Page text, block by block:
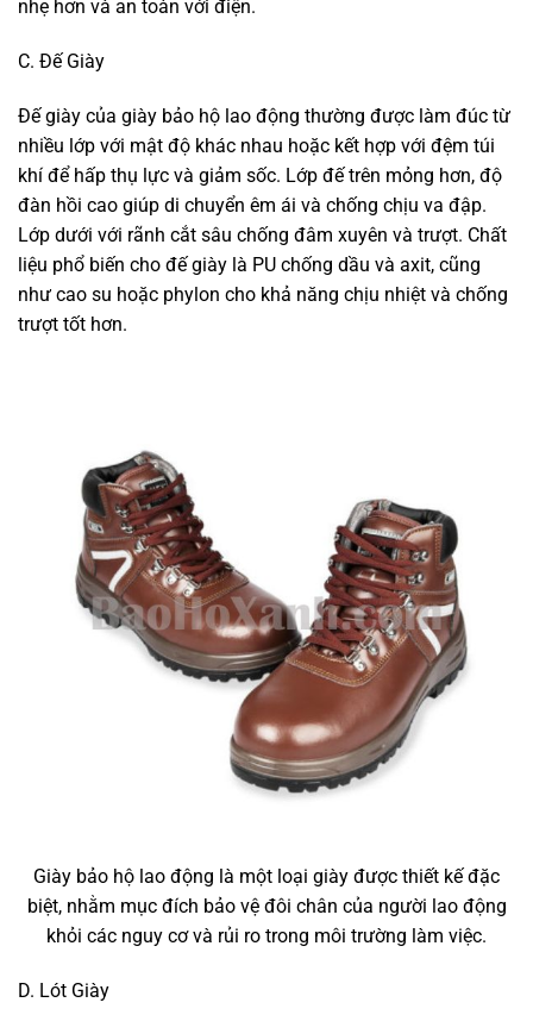
nhẹ hơn và an toàn với điện.
C. Đế Giày
Đế giày của giày bảo hộ lao động thường được làm đúc từ
nhiều lớp với mật độ khác nhau hoặc kết hợp với đệm túi
khí để hấp thụ lực và giảm sốc. Lớp đế trên mỏng hơn, độ
đàn hồi cao giúp di chuyển êm ái và chống chịu va đập.
Lớp dưới với rãnh cắt sâu chống đâm xuyên và trượt. Chất
liệu phổ biến cho đế giày là PU chống dầu và axit, cũng
như cao su hoặc phylon cho khả năng chịu nhiệt và chống
trượt tốt hơn.
Giày bảo hộ lao động là một loại giày được thiết kế đặc
biệt, nhằm mục đích bảo vệ đôi chân của người lao động
khỏi các nguy cơ và rủi ro trong môi trường làm việc.
D. Lót Giày